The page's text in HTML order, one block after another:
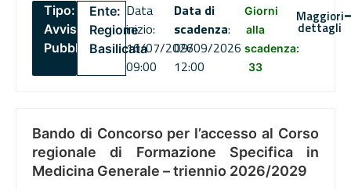
Tipo:
Avviso
Pubblico
Ente:
Regione
Basilicata
Data
inizio:
16/07/2026
09:00
Data di
scadenza:
09/09/2026
12:00
Giorni
alla
scadenza:
33
Maggiori
dettagli
Bando di Concorso per l’accesso al Corso
regionale di Formazione Specifica in
Medicina Generale – triennio 2026/2029